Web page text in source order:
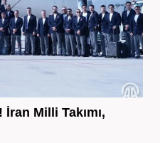
Milli Takımı,